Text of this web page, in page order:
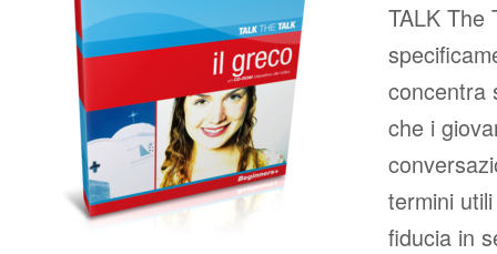
TALK The
concentra
che i
termini
fiducia in